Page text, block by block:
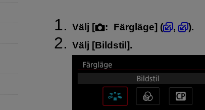
Välj [ : Färgläge] ( ,
).
Välj [Bildstil ].